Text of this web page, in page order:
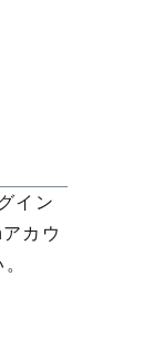
イン
カウ